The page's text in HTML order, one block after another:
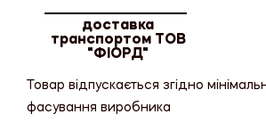
доставка
транспортом ТОВ
"ФІОРД"
Товар відпускається згідно
фасування виробника